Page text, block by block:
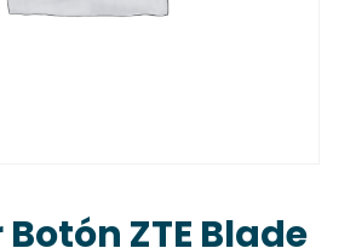
ZTE Blade